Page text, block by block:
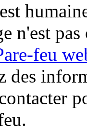
n'est
feu
des